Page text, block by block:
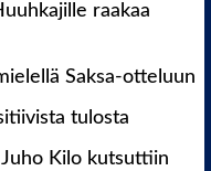
raakaa
Saksa-otteluun
tulosta
Kilo kutsuttiin